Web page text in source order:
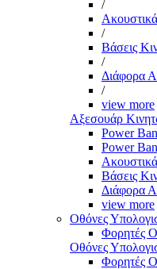
/
Ακουστικά
/
Βάσεις
/
Διάφορα
/
view more
Αξεσουάρ
Power
Power
Ακουστικά
Βάσεις
Διάφορα
view more
Οθόνες
Φορητές
Οθόνες
Φορητές